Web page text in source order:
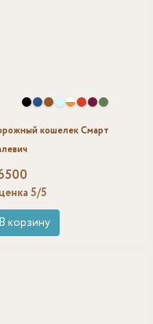
кошелек Смарт
5/5
В корзину